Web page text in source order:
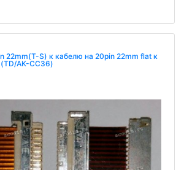
22mm(T-S) к кабелю на 20pin 22mm flat к
AK-CC36)